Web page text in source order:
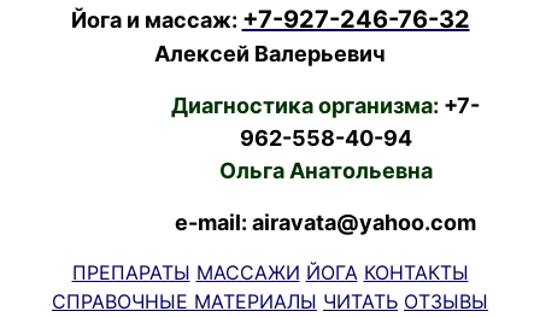
Йога и массаж: +7-927-246-76-32
Алексей Валерьевич
Диагностика организма: +7-
962-558-40-94
Ольга Анатольевна
e-mail: airavata@yahoo.com
ПРЕПАРАТЫ МАССАЖИ ЙОГА КОНТАКТЫ
СПРАВОЧНЫЕ МАТЕРИАЛЫ ЧИТАТЬ ОТЗЫВЫ